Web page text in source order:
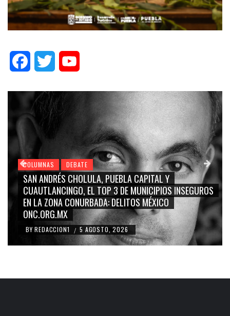
FacebookTwitter
COLUMNAS DEBATE
GRACE PALOMARES, NAY SALVATORI, SERGIO MAYER,
CARMEN SALINAS “LA CORCHOLATA”, CUAUHTÉMOC
BLANCO, SILVIA PINAL: LA TRIVIALIZACIÓN Y
RIDICULIZACIÓN DE LA REPRESENTACIÓN CIUDADANA
BY REDACCION1 / 4 AGOSTO, 2026